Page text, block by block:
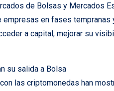
de Bolsas y Mercados
en fases
a capital, mejorar su
su salida a Bolsa
las criptomonedas han